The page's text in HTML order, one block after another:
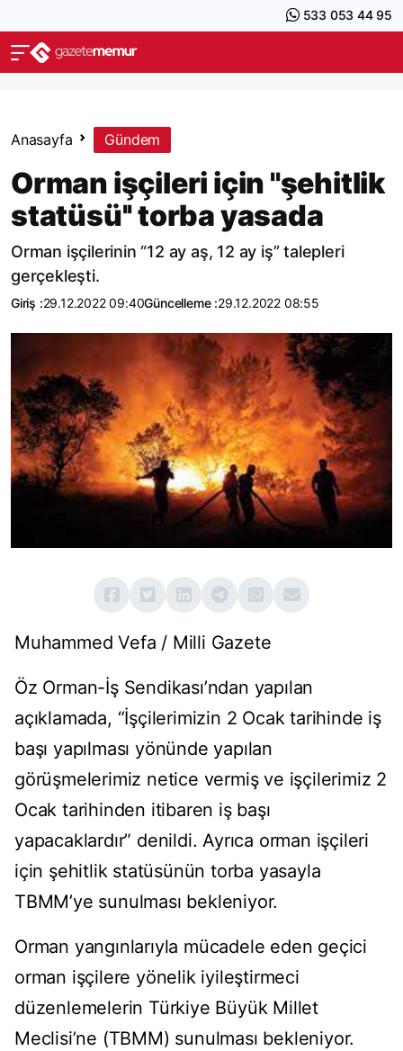
533 053 44 95
Anasayfa Gündem
Orman işçileri için ''şehitlik
statüsü'' torba yasada
Orman işçilerinin “12 ay aş, 12 ay iş” talepleri
gerçekleşti.
Giriş :29.12.2022 09:40Güncelleme :29.12.2022 08:55
Muhammed Vefa / Milli Gazete
Öz Orman-İş Sendikası’ndan yapılan
açıklamada, “İşçilerimizin 2 Ocak tarihinde iş
başı yapılması yönünde yapılan
görüşmelerimiz netice vermiş ve işçilerimiz 2
Ocak tarihinden itibaren iş başı
yapacaklardır” denildi. Ayrıca orman işçileri
için şehitlik statüsünün torba yasayla
TBMM’ye sunulması bekleniyor.
Orman yangınlarıyla mücadele eden geçici
orman işçilere yönelik iyileştirmeci
düzenlemelerin Türkiye Büyük Millet
Meclisi’ne (TBMM) sunulması bekleniyor.